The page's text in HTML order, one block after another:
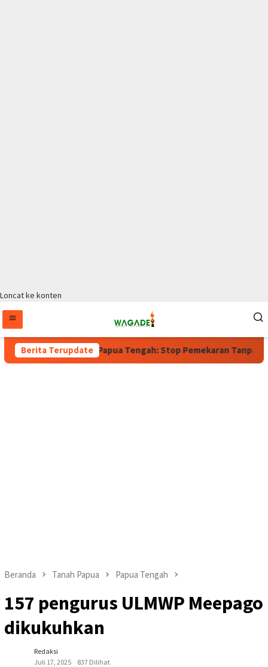
Loncat ke konten
Berita Terupdate
Wagub Papua Tengah: Stop Pemekaran Tanpa Kajian dari
Beranda Tanah Papua Papua Tengah
157 pengurus ULMWP Meepago
dikukuhkan
Redaksi
Juli 17, 2025
837 Dilihat